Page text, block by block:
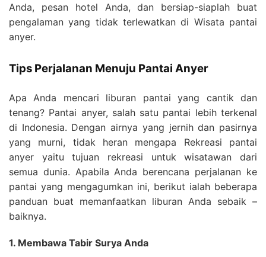
Anda, pesan hotel Anda, dan bersiap-siaplah buat
pengalaman yang tidak terlewatkan di Wisata pantai
anyer.
Tips Perjalanan Menuju Pantai Anyer
Apa Anda mencari liburan pantai yang cantik dan
tenang? Pantai anyer, salah satu pantai lebih terkenal
di Indonesia. Dengan airnya yang jernih dan pasirnya
yang murni, tidak heran mengapa Rekreasi pantai
anyer yaitu tujuan rekreasi untuk wisatawan dari
semua dunia. Apabila Anda berencana perjalanan ke
pantai yang mengagumkan ini, berikut ialah beberapa
panduan buat memanfaatkan liburan Anda sebaik –
baiknya.
1. Membawa Tabir Surya Anda